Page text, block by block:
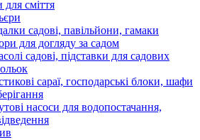
для сміття
садові, павільйони, гамаки
для догляду за садом
садові, підставки для садових
сараї, господарські блоки, шафи
насоси для водопостачання,